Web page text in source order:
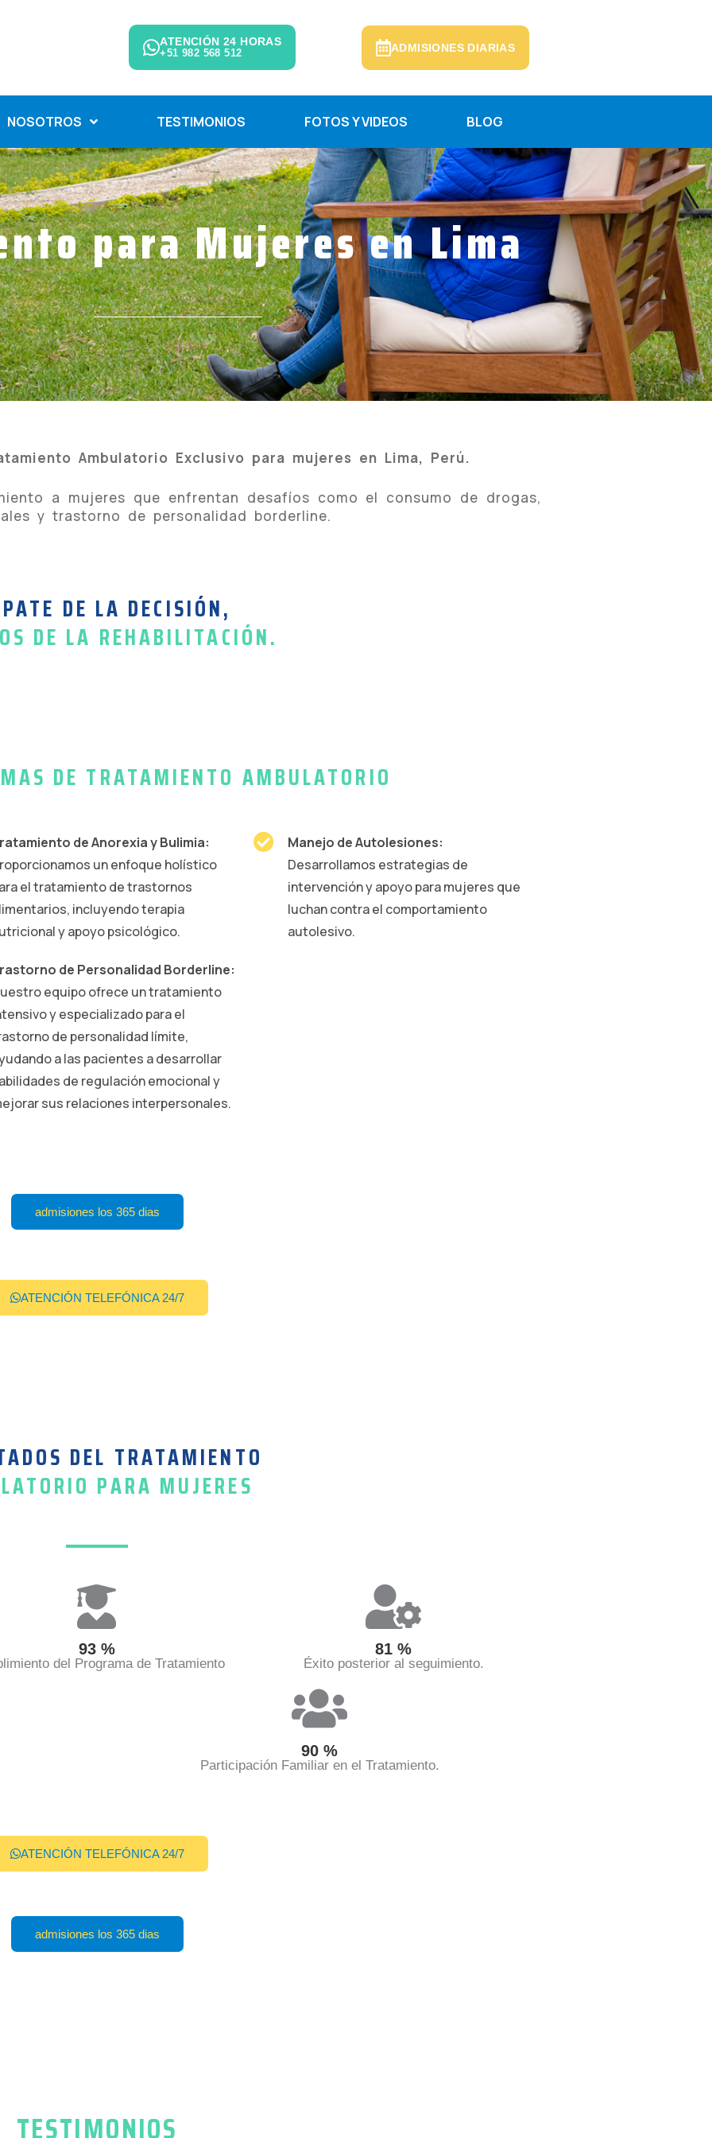
ATENCIÓN 24 HORAS
+51 982 568 512 ADMISIONES DIARIAS
NOSOTROS TESTIMONIOS FOTOS Y VIDEOS BLOG
para Mujeres en Lima
Ambulatorio Exclusivo para mujeres en Lima, Perú.
a mujeres que enfrentan desafíos como el consumo de drogas,
y trastorno de personalidad borderline.
DE LA DECISIÓN,
DE LA REHABILITACIÓN.
DE TRATAMIENTO AMBULATORIO
de Anorexia y Bulimia:
un enfoque holístico
el tratamiento de trastornos
incluyendo terapia
y apoyo psicológico.
Manejo de Autolesiones:
Desarrollamos estrategias de
intervención y apoyo para mujeres que
luchan contra el comportamiento
autolesivo.
de Personalidad Borderline:
equipo ofrece un tratamiento
y especializado para el
de personalidad límite,
a las pacientes a desarrollar
de regulación emocional y
sus relaciones interpersonales.
admisiones los 365 dias
ATENCIÓN TELEFÓNICA 24/7
DEL TRATAMIENTO
PARA MUJERES
93%
del Programa de Tratamiento
81 %
Éxito posterior al seguimiento.
90 %
Participación Familiar en el Tratamiento.
ATENCIÓN TELEFÓNICA 24/7
admisiones los 365 dias